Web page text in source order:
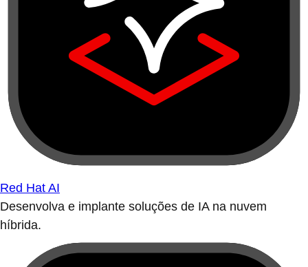
Red Hat AI
Desenvolva e implante soluções de IA na nuvem
híbrida.